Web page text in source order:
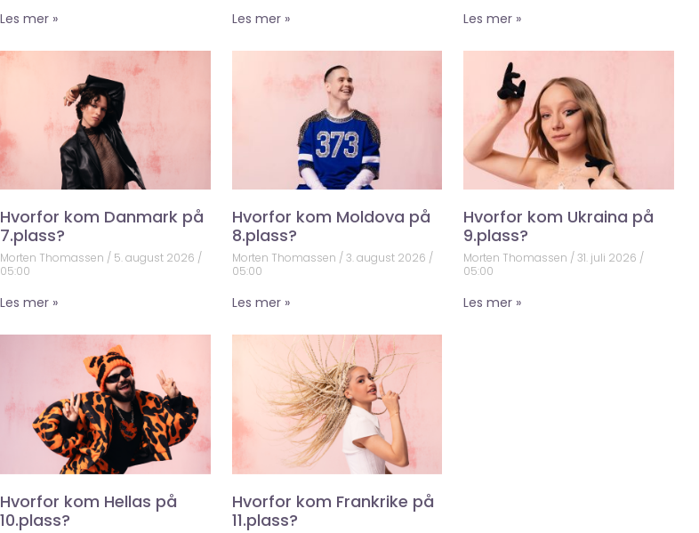
Les mer » Les mer » Les mer »
Hvorfor kom Danmark på
7.plass?
Morten Thomassen
5. august 2026
05:00
Les mer »
Hvorfor kom Moldova på
8.plass?
Morten Thomassen 3. august 2026
05:00
Les mer »
Hvorfor kom Ukraina på
9.plass?
Morten Thomassen
31. juli 2026
05:00
Les mer »
Hvorfor kom Hellas på
10.plass?
Hvorfor kom Frankrike på
11.plass?